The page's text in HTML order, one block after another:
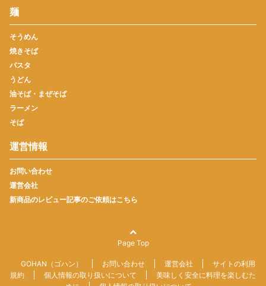
麺
そうめん
焼きそば
パスタ
うどん
油そば・まぜそば
ラーメン
そば
運営情報
お問い合わせ
運営会社
新商品のレビュー記事のご依頼はこちら
Page Top
GOHAN（ゴハン） お問い合わせ 運営会社
サイトの利用
規約
個人情報の取り扱いについて
美味しく安全に料理を楽しむた